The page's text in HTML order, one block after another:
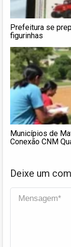
Prefeitura se
figurinhas
Municípios de
Conexão CNM
Deixe um